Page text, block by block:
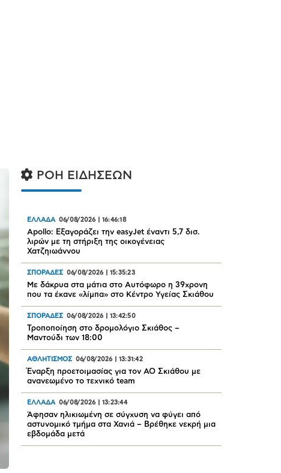
ΡΟΗ ΕΙΔΗΣΕΩΝ
ΕΛΛΑΔΑ 06/08/2026 16:46:18
Apollo: Εξαγοράζει την easyJet έναντι 5,7 δισ.
λιρών με τη στήριξη της οικογένειας
Χατζηιωάννου
ΣΠΟΡΑΔΕΣ 06/08/2026 15:35:23
Με δάκρυα στα μάτια στο Αυτόφωρο η 39χρονη
που τα έκανε «λίμπα» στο Κέντρο Υγείας Σκιάθου
ΣΠΟΡΑΔΕΣ 06/08/2026 13:42:50
Τροποποίηση στο δρομολόγιο Σκιάθος –
Μαντούδι των 18:00
ΑΘΛΗΤΙΣΜΟΣ 06/08/2026 13:31:42
Έναρξη προετοιμασίας για τον ΑΟ Σκιάθου με
ανανεωμένο το τεχνικό team
ΕΛΛΑΔΑ 06/08/2026 13:23:44
Άφησαν ηλικιωμένη σε σύγχυση να φύγει από
αστυνομικό τμήμα στα Χανιά – Βρέθηκε νεκρή μια
εβδομάδα μετά